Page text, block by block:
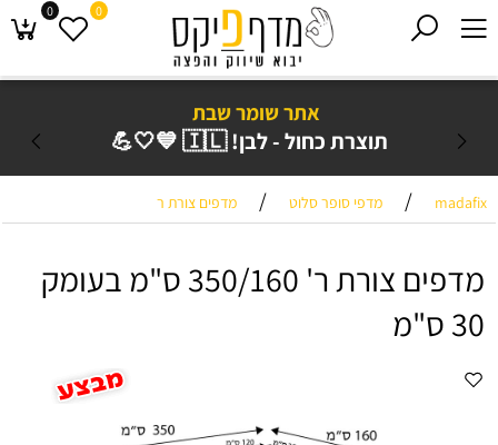
אתר שומר שבת
תוצרת כחול - לבן! 🇮🇱 💙🤍💪
0 0
madafix
/ מדפי סופר סלוט / מדפים צורת ר
מדפים צורת ר' 350/160 ס"מ בעומק
30 ס"מ